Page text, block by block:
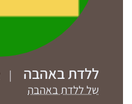
ללדת באהבה |
של ללדת באהבה